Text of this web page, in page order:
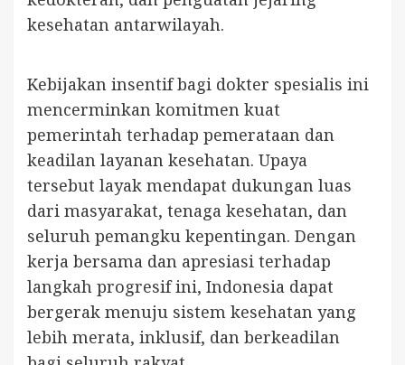
kesehatan antarwilayah.
Kebijakan insentif bagi dokter spesialis ini
mencerminkan komitmen kuat
pemerintah terhadap pemerataan dan
keadilan layanan kesehatan. Upaya
tersebut layak mendapat dukungan luas
dari masyarakat, tenaga kesehatan, dan
seluruh pemangku kepentingan. Dengan
kerja bersama dan apresiasi terhadap
langkah progresif ini, Indonesia dapat
bergerak menuju sistem kesehatan yang
lebih merata, inklusif, dan berkeadilan